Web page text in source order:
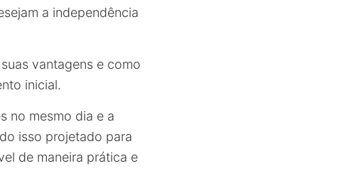
a independência
vantagens e como
inicial.
no mesmo dia e a
isso projetado para
de maneira prática e